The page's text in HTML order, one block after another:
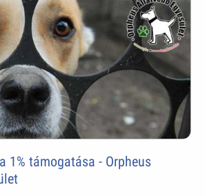
1% támogatása - Orpheus